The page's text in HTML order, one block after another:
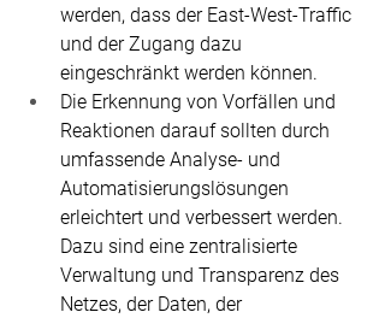
werden, dass der East-West-Traffic
und der Zugang dazu
eingeschränkt werden können.
Die Erkennung von Vorfällen und
Reaktionen darauf sollten durch
umfassende Analyse- und
Automatisierungslösungen
erleichtert und verbessert werden.
Dazu sind eine zentralisierte
Verwaltung und Transparenz des
Netzes, der Daten, der